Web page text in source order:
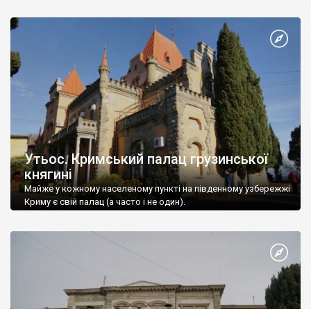
Утьос. Кримський палац грузинської
княгині
Майже у кожному населеному пункті на південному узбережжі
Криму є свій палац (а часто і не один).